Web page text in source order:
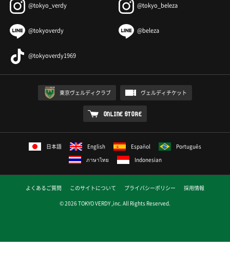
@tokyo_verdy @tokyo_beleza
@tokyoverdy @beleza
@tokyoverdy1969
東京ヴェルディクラブ ヴェルディチケット
ONLINE STORE
日本語 English Español
Português
ภาษาไทย
Indonesian
よくあるご質問 このサイトについて プライバシーポリシー
採用情報
© 2026 TOKYO VERDY ,inc. All Rights Reserved.